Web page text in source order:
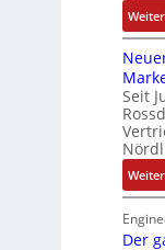
Seit
Der